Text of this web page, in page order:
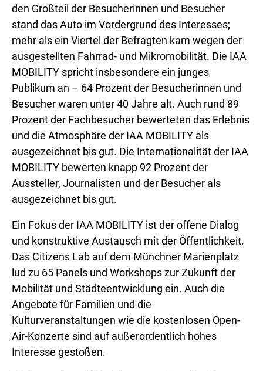
den Großteil der Besucherinnen und Besucher
stand das Auto im Vordergrund des Interesses;
mehr als ein Viertel der Befragten kam wegen der
ausgestellten Fahrrad- und Mikromobilität. Die IAA
MOBILITY spricht insbesondere ein junges
Publikum an – 64 Prozent der Besucherinnen und
Besucher waren unter 40 Jahre alt. Auch rund 89
Prozent der Fachbesucher bewerteten das Erlebnis
und die Atmosphäre der IAA MOBILITY als
ausgezeichnet bis gut. Die Internationalität der IAA
MOBILITY bewerten knapp 92 Prozent der
Aussteller, Journalisten und der Besucher als
ausgezeichnet bis gut.
Ein Fokus der IAA MOBILITY ist der offene Dialog
und konstruktive Austausch mit der Öffentlichkeit.
Das Citizens Lab auf dem Münchner Marienplatz
lud zu 65 Panels und Workshops zur Zukunft der
Mobilität und Städteentwicklung ein. Auch die
Angebote für Familien und die
Kulturveranstaltungen wie die kostenlosen Open-
Air-Konzerte sind auf außerordentlich hohes
Interesse gestoßen.